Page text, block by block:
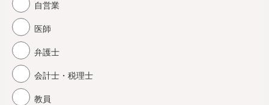
自営業
医師
弁護士
会計士・税理士
教員